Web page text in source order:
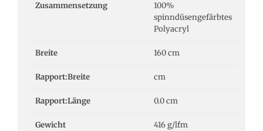
Zusammensetzung
100%
spinndüsengefärbtes
Polyacryl
Breite 160 cm
Rapport:Breite cm
Rapport:Länge 0.0 cm
Gewicht 416 g/lfm